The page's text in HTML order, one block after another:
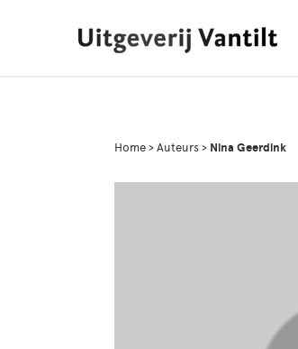
Home > Auteurs > Nina Geerdink